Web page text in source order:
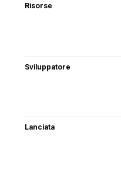
Risorse
Sviluppatore
Lanciata